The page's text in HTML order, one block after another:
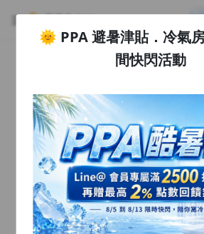
註冊領取 上千元優惠
公告
🌞 PPA 避暑津貼．冷氣房升級
🥵 酷暑限時快閃｜單筆滿 NT$2,500
2% 點數回饋！🚀 酷暑來襲．偷偷在
進修 限時開跑】◾單筆滿 NT$2,500
即日起 - 8/13（只有一週）-📣 酷暑
無上限🔥購買任一課程 or 訂閱✅ 消
$5,000 回饋 2% 點數🎁 此為 PPA 官方
入好友👉 享有「渠道專屬活動」及「
3 天前
查看全部
沒有描述
1.0x
播放速度
2.0x
追蹤列表
返回播放器
清除全部
🌞 PPA 避暑津貼．冷氣
間快閃活動